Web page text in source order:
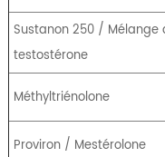
Sustanon 250 / Mélange
testostérone
Méthyltriénolone
Proviron / Mestérolone